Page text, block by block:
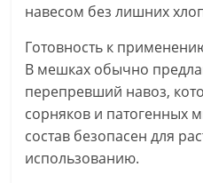
навесом без лишних
Готовность к
В мешках обычно
перепревший навоз,
сорняков и патогенных
состав безопасен для
использованию.